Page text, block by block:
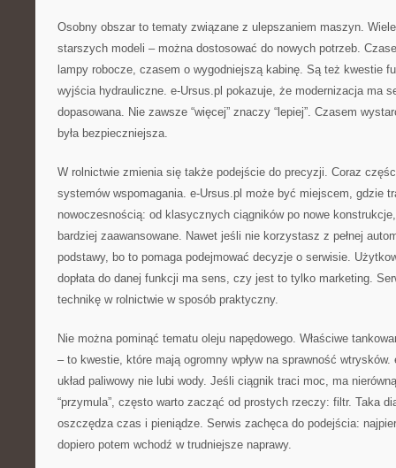
Osobny obszar to tematy związane z ulepszaniem maszyn.
starszych modeli – można dostosować do nowych potrzeb.
lampy robocze, czasem o wygodniejszą kabinę. Są też kwestie
wyjścia hydrauliczne. e-Ursus.pl pokazuje, że modernizacja ma
dopasowana. Nie zawsze “więcej” znaczy “lepiej”. Czasem
była bezpieczniejsza.
W rolnictwie zmienia się także podejście do precyzji. Coraz
systemów wspomagania. e-Ursus.pl może być miejscem, gdzie
nowoczesnością: od klasycznych ciągników po nowe
bardziej zaawansowane. Nawet jeśli nie korzystasz z pełnej
podstawy, bo to pomaga podejmować decyzje o serwisie.
dopłata do danej funkcji ma sens, czy jest to tylko marketing.
technikę w rolnictwie w sposób praktyczny.
Nie można pominąć tematu oleju napędowego. Właściwe
– to kwestie, które mają ogromny wpływ na sprawność
układ paliwowy nie lubi wody. Jeśli ciągnik traci moc, ma
“przymula”, często warto zacząć od prostych rzeczy: filtr. Taka
oszczędza czas i pieniądze. Serwis zachęca do podejścia:
dopiero potem wchodź w trudniejsze naprawy.